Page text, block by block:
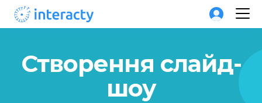
Створення слайд-
шоу